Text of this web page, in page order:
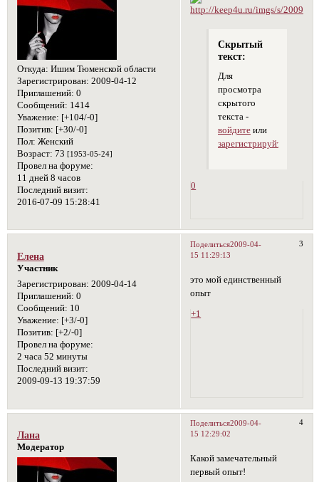
Откуда: Ишим Тюменской области
Зарегистрирован: 2009-04-12
Приглашений: 0
Сообщений: 1414
Уважение: [+104/-0]
Позитив: [+30/-0]
Пол: Женский
Возраст: 73 [1953-05-24]
Провел на форуме:
11 дней 8 часов
Последний визит:
2016-07-09 15:28:41
Скрытый
текст:
Для
просмотра
скрытого
текста -
войдитеили
зарегистрируйтесь
0
Поделиться 3
2009-04-
15 11:29:13
Елена
Участник
Зарегистрирован: 2009-04-14
Приглашений: 0
Сообщений: 10
Уважение: [+3/-0]
Позитив: [+2/-0]
Провел на форуме:
2 часа 52 минуты
Последний визит:
2009-09-13 19:37:59
это мой единственный
опыт
+1
Поделиться 4
2009-04-
15 12:29:02
Лана
Модератор
Какой замечательный
первый опыт!